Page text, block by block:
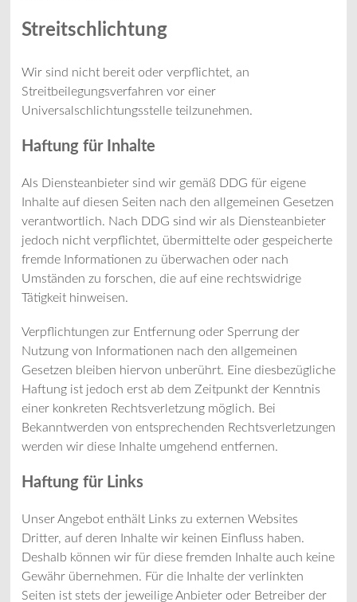
Streitschlichtung
Wir sind nicht bereit oder verpflichtet, an
Streitbeilegungsverfahren vor einer
Universalschlichtungsstelle teilzunehmen.
Haftung für Inhalte
Als Diensteanbieter sind wir gemäß DDG für eigene
Inhalte auf diesen Seiten nach den allgemeinen Gesetzen
verantwortlich. Nach DDG sind wir als Diensteanbieter
jedoch nicht verpflichtet, übermittelte oder gespeicherte
fremde Informationen zu überwachen oder nach
Umständen zu forschen, die auf eine rechtswidrige
Tätigkeit hinweisen.
Verpflichtungen zur Entfernung oder Sperrung der
Nutzung von Informationen nach den allgemeinen
Gesetzen bleiben hiervon unberührt. Eine diesbezügliche
Haftung ist jedoch erst ab dem Zeitpunkt der Kenntnis
einer konkreten Rechtsverletzung möglich. Bei
Bekanntwerden von entsprechenden Rechtsverletzungen
werden wir diese Inhalte umgehend entfernen.
Haftung für Links
Unser Angebot enthält Links zu externen Websites
Dritter, auf deren Inhalte wir keinen Einfluss haben.
Deshalb können wir für diese fremden Inhalte auch keine
Gewähr übernehmen. Für die Inhalte der verlinkten
Seiten ist stets der jeweilige Anbieter oder Betreiber der